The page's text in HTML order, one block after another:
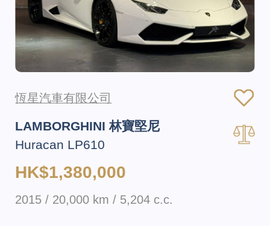
恆星汽車有限公司
LAMBORGHINI 林寶堅尼
Huracan LP610
HK$1,380,000
2015 / 20,000 km / 5,204 c.c.